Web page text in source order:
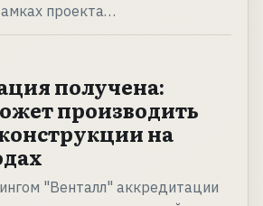
проекта…
получена:
производить
на
"Венталл" аккредитации